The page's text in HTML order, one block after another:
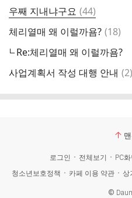
우째 지내냐구요 댓
글
(44)
체리열매 왜 이럴까욤? 댓
(18)
Re:체리열매 왜 이럴까욤?
사업계획서 작성 대행 안내 댓
(2)
로그인 전체보기 PC화
청소년보호정책
카페 이용 약관 상
©